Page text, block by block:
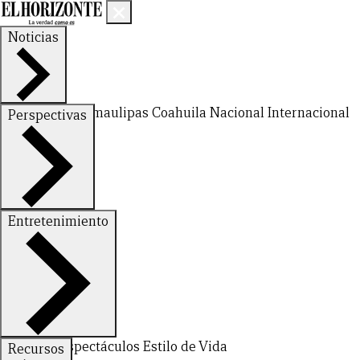
Noticias
Nuevo LeónTamaulipas Coahuila NacionalInternacional
Perspectivas
FinanzasOpinión
Entretenimiento
DeportesEspectáculos Estilo de Vida
Recursos